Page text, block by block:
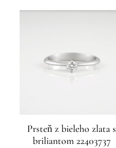
Prsteň z bieleho zlata s
briliantom 22403737